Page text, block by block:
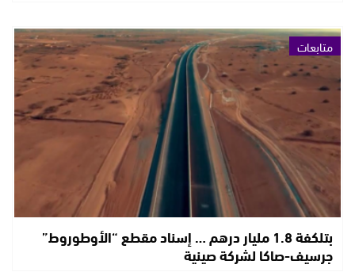
متابعات
بتلكفة 1.8 مليار درهم … إسناد مقطع “الأوطوروط”
جرسيف-صاكا لشركة صينية